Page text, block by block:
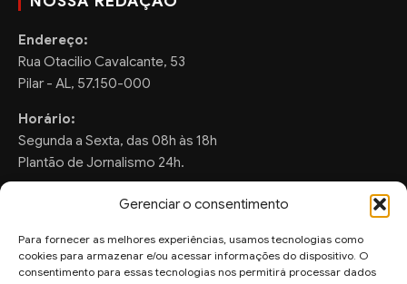
Gerenciar o consentimento
Para fornecer as melhores experiências, usamos tecnologias como
cookies para armazenar e/ou acessar informações do dispositivo. O
consentimento para essas tecnologias nos permitirá processar dados
Endereço:
Rua Otacilio Cavalcante, 53
Pilar - AL, 57.150-000
Horário:
Segunda a Sexta, das 08h às 18h
Plantão de Jornalismo 24h.
FALE CONOSCO